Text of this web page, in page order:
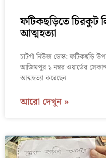
ফটিকছড়িতে চিরকুট
আত্মহত্যা
চাটগাঁ নিউজ ডেস্ক: ফটিকছড়ি
আজিমপুর ১ নম্বর ওয়ার্ডের
আত্মহত্যা করেছেন
আরো দেখুন »